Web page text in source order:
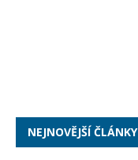
NEJNOVĚJŠÍ ČLÁNKY